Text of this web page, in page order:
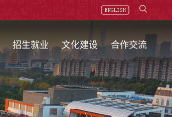
招生就业 文化建设 合作交流